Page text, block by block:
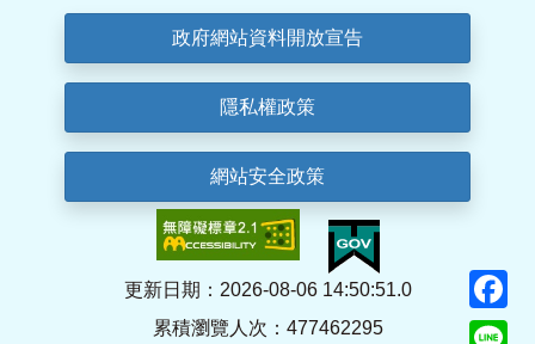
政府網站資料開放宣告
隱私權政策
網站安全政策
更新日期：2026-08-06 14:50:51.0
累積瀏覽人次：477462295